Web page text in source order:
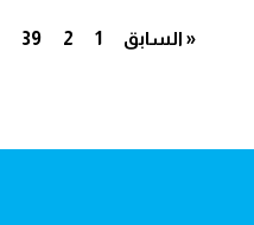
« السابق 1
2
39